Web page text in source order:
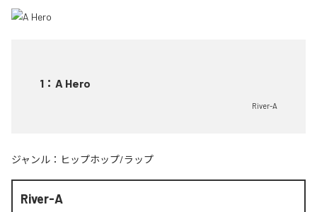
1 ： A Hero
River-A
ジャンル： ヒップホップ/ラップ
River-A